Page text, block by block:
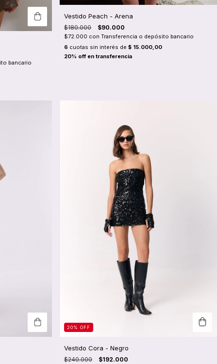
bancario
Vestido Peach - Arena
$180.000 $90.000
$72.000 con Transferencia o depósito bancario
6 cuotas sin interés de$ 15.000,00
20%OFF
Vestido Cora - Negro
$240.000 $192.000